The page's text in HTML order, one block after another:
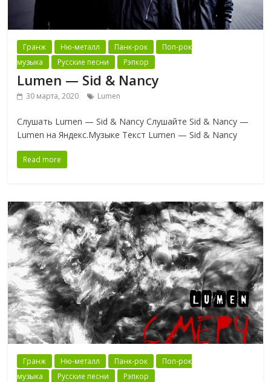
Гранж Ню-металл Панк-рок
Поп-рок
музыка
Русские песни Рэпкор
Lumen — Sid & Nancy
30 марта, 2020 Lumen
Слушать Lumen — Sid & Nancy Слушайте Sid & Nancy —
Lumen на Яндекс.Музыке Текст Lumen — Sid & Nancy
Read more
Гранж Ню-металл Панк-рок
Поп-рок
музыка
Русские песни Рэпкор